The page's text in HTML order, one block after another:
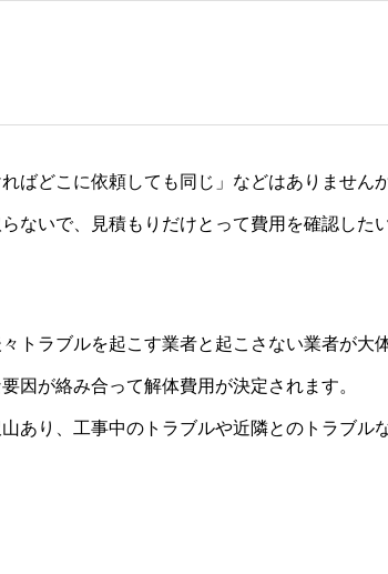
ばどこに依頼しても同じ」などはありません
ないで、見積もりだけとって費用を確認した
トラブルを起こす業者と起こさない業者が大
因が絡み合って解体費用が決定されます。
あり、工事中のトラブルや近隣とのトラブル